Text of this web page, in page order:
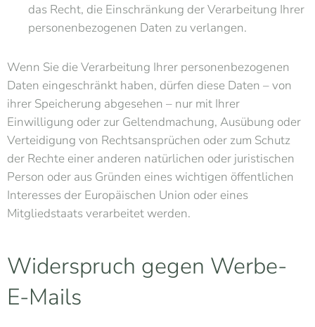
das Recht, die Einschränkung der Verarbeitung Ihrer
personenbezogenen Daten zu verlangen.
Wenn Sie die Verarbeitung Ihrer personenbezogenen
Daten eingeschränkt haben, dürfen diese Daten – von
ihrer Speicherung abgesehen – nur mit Ihrer
Einwilligung oder zur Geltendmachung, Ausübung oder
Verteidigung von Rechtsansprüchen oder zum Schutz
der Rechte einer anderen natürlichen oder juristischen
Person oder aus Gründen eines wichtigen öffentlichen
Interesses der Europäischen Union oder eines
Mitgliedstaats verarbeitet werden.
Widerspruch gegen Werbe-
E-Mails